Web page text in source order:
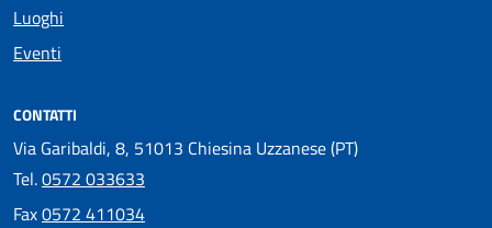
Luoghi
Eventi
CONTATTI
Via Garibaldi, 8, 51013 Chiesina Uzzanese (PT)
Tel.0572 033633
Fax0572 411034